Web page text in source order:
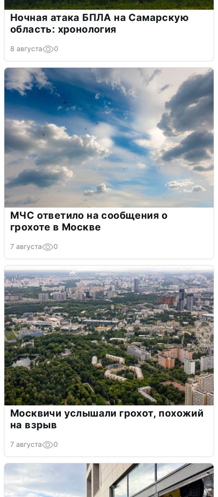
Ночная атака БПЛА на Самарскую
область: хронология
8 августа 0
МЧС ответило на сообщения о
грохоте в Москве
7 августа 0
Москвичи услышали грохот, похожий
на взрыв
7 августа 0